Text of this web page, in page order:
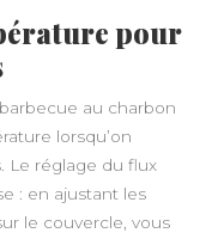
pour
au charbon
lorsqu’on
Le réglage du flux
: en ajustant les
le couvercle, vous